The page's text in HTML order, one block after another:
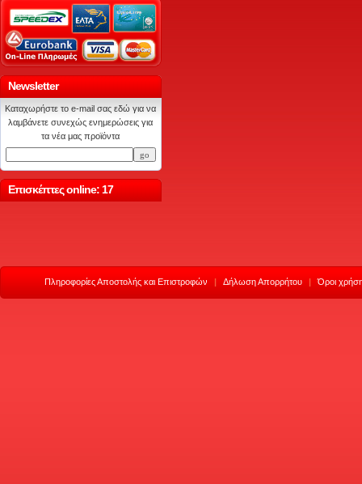
Newsletter
Καταχωρήστε το e-mail σας εδώ για να
λαμβάνετε συνεχώς ενημερώσεις για
τα νέα μας προϊόντα
Επισκέπτες online: 17
Πληροφορίες Αποστολής και Επιστροφών | Δήλωση Απορρήτου | Όροι